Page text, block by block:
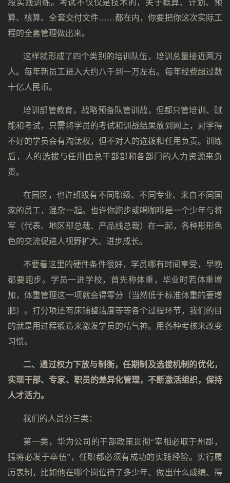
段实践训练。考试不仅仅是技术的，关于概算、计划、预
算、核算、全套交付文件……都在内，你要把你这次实际工
程的全套管理做出来。
这样就形成了四个类别的培训队伍，培训总量接近两万
人。每年新员工进入大约八千到一万左右。每年经费超过数
十亿人民币。
培训部管教育，战略预备队管训战，但都只管培训、赋
能和考试，只需将学员的考试和训战结果放到网上，对学得
不好的学员会有淘汰权，但不对人的选拨和任用负责。训练
后，人的选拔与任用由总干部部和各部门的人力资源来负
责。
在园区，也许班级有不同职级、不同专业、来自不同国
家的员工，混杂一起。也许你跑步或喝咖啡是一个少年与将
军（代表、地区部总裁、产品线总裁）在一起，各种形形色
色的交流促进人视野扩大、进步成长。
不要看这里的硬件条件很好，学员哪有时间享受，早晚
都要跑步。学员一进学校，首先称体重，毕业时若体重增
加，体重管理这一项就会得零分（当然低于标准体重的要增
肥）。打分项还有床铺整洁度等等各个过程环节，我们的目
的就是用过程锻造来激发学员的精气神。用各种考核来改变
习惯。
二、通过权力下放与制衡，任期制及选拔机制的优化，
实现干部、专家、职员的差异化管理，不断激活组织，保持
人才活力。
我们的人员分三类：
第一类，华为公司的干部政策贯彻“宰相必取于州郡，
猛将必发于卒伍”，任职都必须有成功的实践经验。实行履
历表制，比如他在哪个岗位待了多少年、做出什么成绩、得